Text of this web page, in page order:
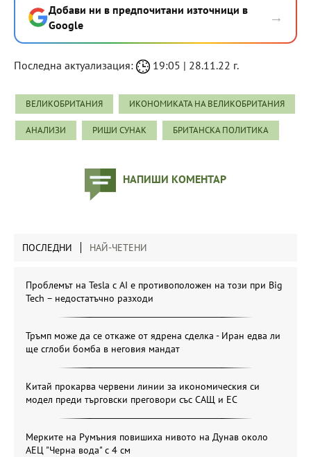
Добави ни в предпочитани източници в
Google
→
Последна актуализация: 19:05 | 28.11.22 г.
ВЕЛИКОБРИТАНИЯ ИКОНОМИКАТА НА ВЕЛИКОБРИТАНИЯ
АНАЛИЗИ РИШИ СУНАК БРИТАНСКА ПОЛИТИКА
НАПИШИ КОМЕНТАР
ПОСЛЕДНИ НАЙ-ЧЕТЕНИ
Проблемът на Tesla с AI е противоположен на този при Big
Tech – недостатъчно разходи
Тръмп може да се откаже от ядрена сделка - Иран едва ли
ще сглоби бомба в неговия мандат
Китай прокарва червени линии за икономическия си
модел преди търговски преговори със САЩ и ЕС
Мерките на Румъния повишиха нивото на Дунав около
АЕЦ "Черна вода" с 4 см